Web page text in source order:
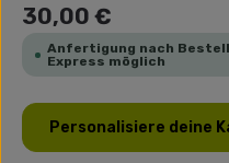
Regulärer Preis:
30,00 €
Anfertigung nach
Express möglich
Personalisiere deine